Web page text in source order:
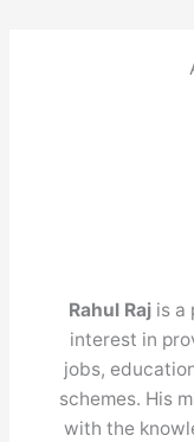
Rahul Raj is a
interest in
jobs,
schemes. His
with the